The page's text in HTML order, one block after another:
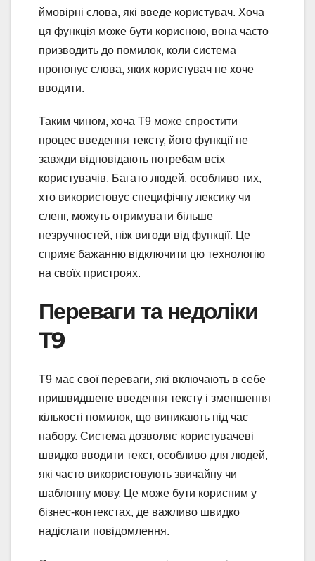
ймовірні слова, які введе користувач. Хоча
ця функція може бути корисною, вона часто
призводить до помилок, коли система
пропонує слова, яких користувач не хоче
вводити.
Таким чином, хоча T9 може спростити
процес введення тексту, його функції не
завжди відповідають потребам всіх
користувачів. Багато людей, особливо тих,
хто використовує специфічну лексику чи
сленг, можуть отримувати більше
незручностей, ніж вигоди від функції. Це
сприяє бажанню відключити цю технологію
на своїх пристроях.
Переваги та недоліки
T9
T9 має свої переваги, які включають в себе
пришвидшене введення тексту і зменшення
кількості помилок, що виникають під час
набору. Система дозволяє користувачеві
швидко вводити текст, особливо для людей,
які часто використовують звичайну чи
шаблонну мову. Це може бути корисним у
бізнес-контекстах, де важливо швидко
надіслати повідомлення.